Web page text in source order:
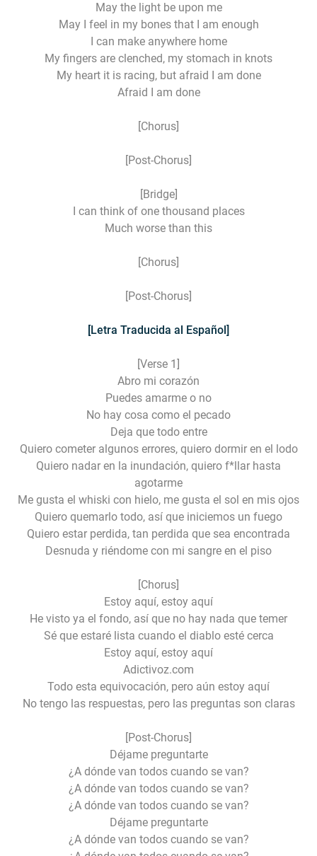
May the light be upon me
May I feel in my bones that I am enough
I can make anywhere home
My fingers are clenched, my stomach in knots
My heart it is racing, but afraid I am done
Afraid I am done
[Chorus]
[Post-Chorus]
[Bridge]
I can think of one thousand places
Much worse than this
[Chorus]
[Post-Chorus]
[Letra Traducida al Español]
[Verse 1]
Abro mi corazón
Puedes amarme o no
No hay cosa como el pecado
Deja que todo entre
Quiero cometer algunos errores, quiero dormir en el lodo
Quiero nadar en la inundación, quiero f*llar hasta
agotarme
Me gusta el whiski con hielo, me gusta el sol en mis ojos
Quiero quemarlo todo, así que iniciemos un fuego
Quiero estar perdida, tan perdida que sea encontrada
Desnuda y riéndome con mi sangre en el piso
[Chorus]
Estoy aquí, estoy aquí
He visto ya el fondo, así que no hay nada que temer
Sé que estaré lista cuando el diablo esté cerca
Estoy aquí, estoy aquí
Adictivoz.com
Todo esta equivocación, pero aún estoy aquí
No tengo las respuestas, pero las preguntas son claras
[Post-Chorus]
Déjame preguntarte
¿A dónde van todos cuando se van?
¿A dónde van todos cuando se van?
¿A dónde van todos cuando se van?
Déjame preguntarte
¿A dónde van todos cuando se van?